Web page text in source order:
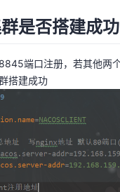
是否搭建成功
端口注册，若其他两
搭建成功